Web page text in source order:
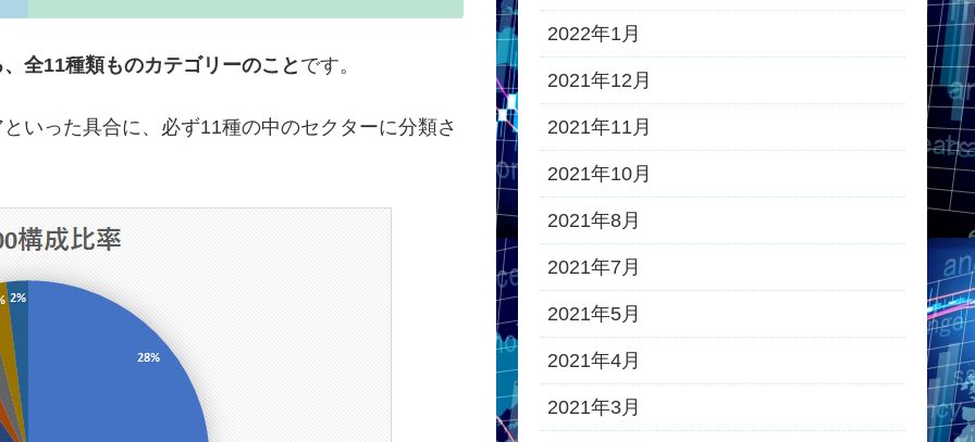
全11種類ものカテゴリーのこと です。
いった具合に、必ず11種の中のセクターに分類さ
2022年1月
2021年12月
2021年11月
2021年10月
2021年8月
2021年7月
2021年5月
2021年4月
2021年3月